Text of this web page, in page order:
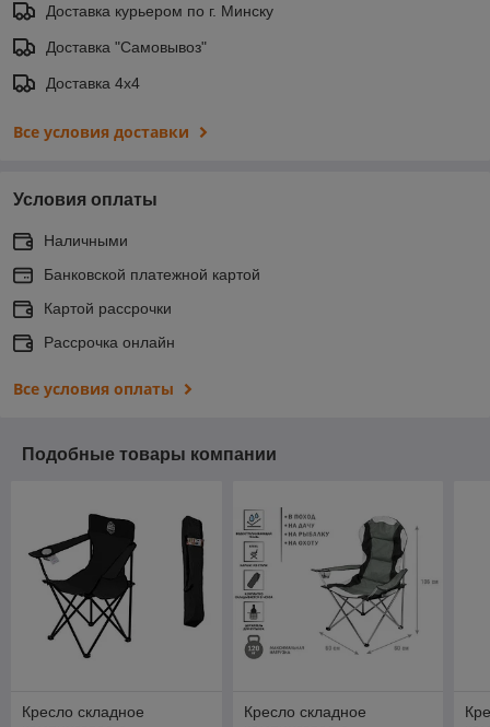
Доставка курьером по г. Минску
Доставка "Самовывоз"
Доставка 4х4
Все условия доставки
Условия оплаты
Наличными
Банковской платежной картой
Картой рассрочки
Рассрочка онлайн
Все условия оплаты
Подобные товары компании
Кресло складное
Кресло складное